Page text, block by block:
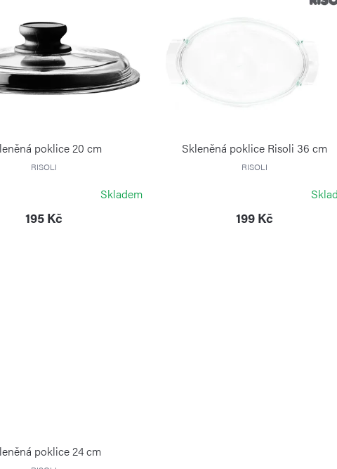
poklice 20 cm
RISOLI
Skladem
195 Kč
Skleněná poklice Risoli 36 cm
RISOLI
199 Kč
poklice 24 cm